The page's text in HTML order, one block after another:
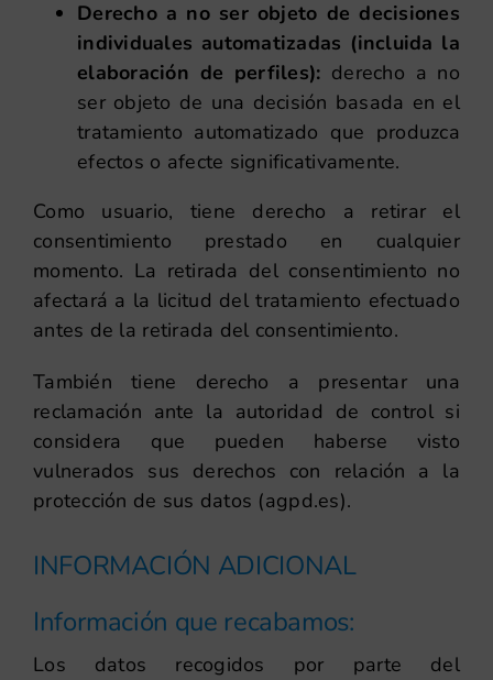
Derecho a no ser objeto de decisiones
individuales automatizadas (incluida la
elaboración de perfiles): derecho a no
ser objeto de una decisión basada en el
tratamiento automatizado que produzca
efectos o afecte significativamente.
Como usuario, tiene derecho a retirar el
consentimiento prestado en cualquier
momento. La retirada del consentimiento no
afectará a la licitud del tratamiento efectuado
antes de la retirada del consentimiento.
También tiene derecho a presentar una
reclamación ante la autoridad de control si
considera que pueden haberse visto
vulnerados sus derechos con relación a la
protección de sus datos (agpd.es).
INFORMACIÓN ADICIONAL
Información que recabamos:
Los datos recogidos por parte del